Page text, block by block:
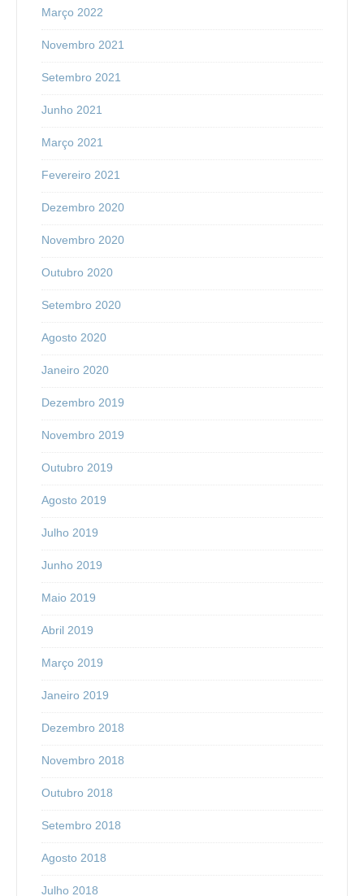
Março 2022
Novembro 2021
Setembro 2021
Junho 2021
Março 2021
Fevereiro 2021
Dezembro 2020
Novembro 2020
Outubro 2020
Setembro 2020
Agosto 2020
Janeiro 2020
Dezembro 2019
Novembro 2019
Outubro 2019
Agosto 2019
Julho 2019
Junho 2019
Maio 2019
Abril 2019
Março 2019
Janeiro 2019
Dezembro 2018
Novembro 2018
Outubro 2018
Setembro 2018
Agosto 2018
Julho 2018